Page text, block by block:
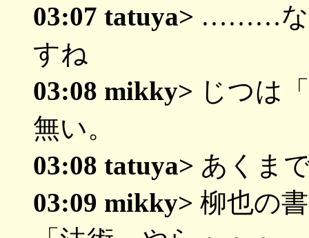
03:07 tatuya> ………な
すね
03:08 mikky> じつは
無い。
03:08 tatuya> あくま
03:09 mikky> 柳也の